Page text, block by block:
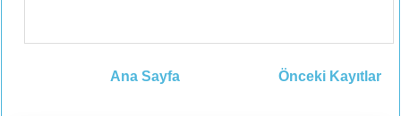
Önceki Kayıtlar
Ana Sayfa